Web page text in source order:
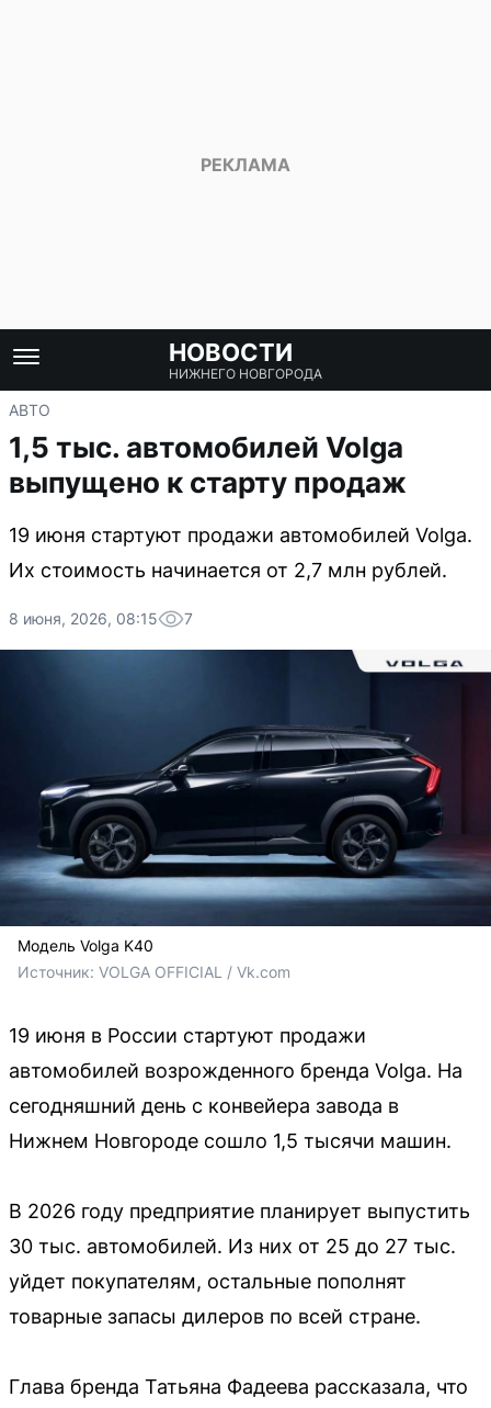
НОВОСТИ
НИЖНЕГО НОВГОРОДА
АВТО
1,5 тыс. автомобилей Volga
выпущено к старту продаж
19 июня стартуют продажи автомобилей Volga.
Их стоимость начинается от 2,7 млн рублей.
8 июня, 2026, 08:15 7
Модель Volga K40
Источник: VOLGA OFFICIAL / Vk.com
19 июня в России стартуют продажи
автомобилей возрожденного бренда Volga. На
сегодняшний день с конвейера завода в
Нижнем Новгороде сошло 1,5 тысячи машин.
В 2026 году предприятие планирует выпустить
30 тыс. автомобилей. Из них от 25 до 27 тыс.
уйдет покупателям, остальные пополнят
товарные запасы дилеров по всей стране.
Глава бренда Татьяна Фадеева рассказала, что